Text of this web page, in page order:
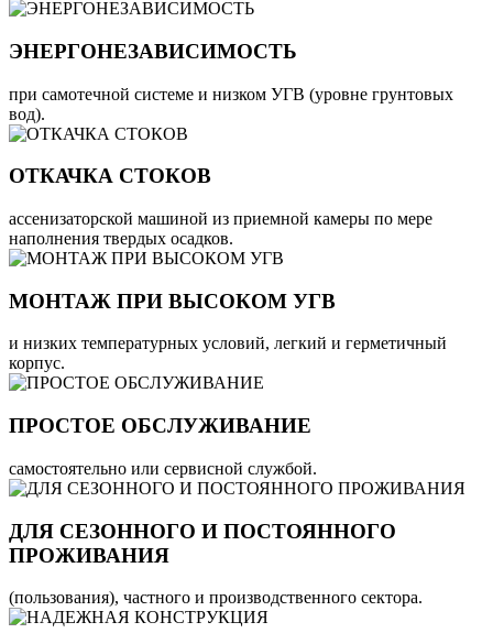
ЭНЕРГОНЕЗАВИСИМОСТЬ
при самотечной системе и низком УГВ (уровне грунтовых
вод).
ОТКАЧКА СТОКОВ
ассенизаторской машиной из приемной камеры по мере
наполнения твердых осадков.
МОНТАЖ ПРИ ВЫСОКОМ УГВ
и низких температурных условий, легкий и герметичный
корпус.
ПРОСТОЕ ОБСЛУЖИВАНИЕ
самостоятельно или сервисной службой.
ДЛЯ СЕЗОННОГО И ПОСТОЯННОГО
ПРОЖИВАНИЯ
(пользования), частного и производственного сектора.